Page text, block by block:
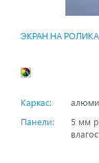
ЭКРАН НА
Каркас:
Панели:
5 мм